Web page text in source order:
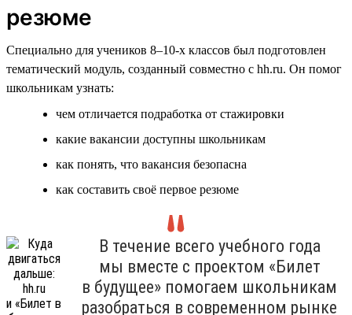
резюме
Специально для учеников 8–10-х классов был подготовлен
тематический модуль, созданный совместно с hh.ru. Он помог
школьникам узнать:
чем отличается подработка от стажировки
какие вакансии доступны школьникам
как понять, что вакансия безопасна
как составить своё первое резюме
В течение всего учебного года
мы вместе с проектом «Билет
в будущее» помогаем школьникам
разобраться в современном рынке